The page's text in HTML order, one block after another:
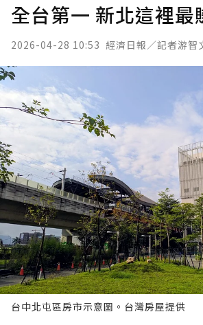
全台第一 新北這裡最
2026-04-28 10:53 經濟日報／記者游智
台中北屯區房市示意圖。台灣房屋提供